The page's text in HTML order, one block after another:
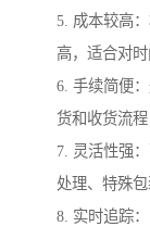
5. 成本较高
高，适合对
6. 手续简便
货和收货流程
7. 灵活性强
处理、特殊包
8. 实时追踪